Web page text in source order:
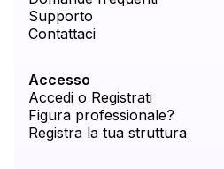
Supporto
Contattaci
Accesso
Accedi o Registrati
Figura professionale?
Registra la tua struttura